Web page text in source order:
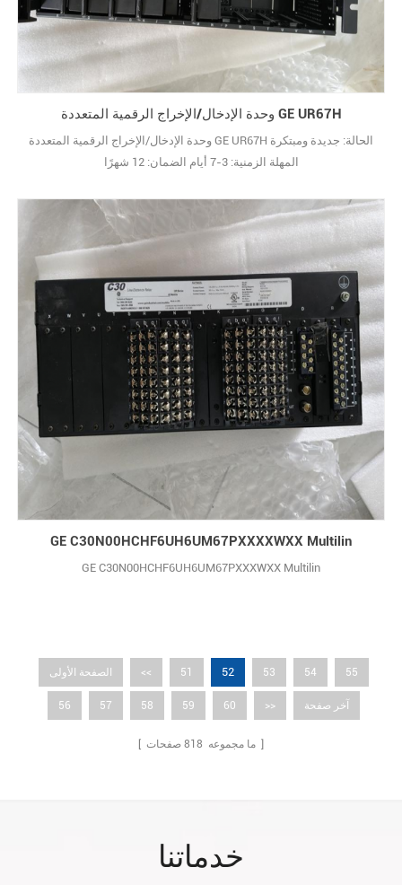
وحدة الإدخال/الإخراج الرقمية المتعددة GE UR67H
وحدة الإدخال/الإخراج الرقمية المتعددة GE UR67H الحالة: جديدة ومبتكرة
المهلة الزمنية: 3-7 أيام الضمان: 12 شهرًا
GE C30N00HCHF6UH6UM67PXXXXWXX Multilin
GE C30N00HCHF6UH6UM67PXXXWXX Multilin
الصفحة الأولى << 51 52 53 54 55
56 57 58 59 60 >> آخر صفحة
[ ما مجموعه 818 صفحات ]
خدماتنا